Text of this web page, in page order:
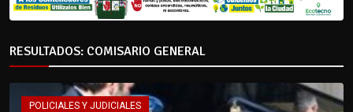
RESULTADOS: COMISARIO GENERAL
POLICIALES Y JUDICIALES